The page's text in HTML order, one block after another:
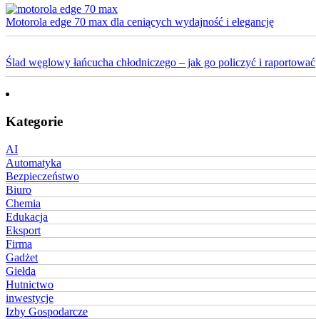
Motorola edge 70 max dla ceniących wydajność i elegancję
Ślad węglowy łańcucha chłodniczego – jak go policzyć i raportować
Kategorie
AI
Automatyka
Bezpieczeństwo
Biuro
Chemia
Edukacja
Eksport
Firma
Gadżet
Giełda
Hutnictwo
inwestycje
Izby Gospodarcze